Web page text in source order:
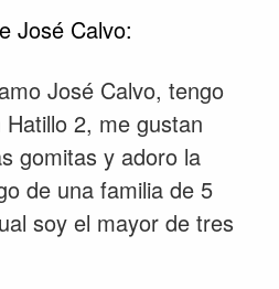
José Calvo:
José Calvo, tengo
2, me gustan
gomitas y adoro la
de una familia de 5
soy el mayor de tres